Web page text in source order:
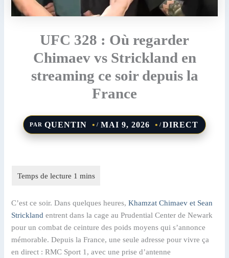
UFC 328 : Où regarder
Chimaev vs Strickland en
streaming ce soir depuis la
France
PAR QUENTIN / MAI 9, 2026 / DIRECT
C’est ce soir. Dans quelques heures,Khamzat Chimaev et Sean
Strickland entrent dans la cage au Prudential Center de Newark
pour un combat de ceinture des poids moyens qui s’annonce
mémorable. Depuis la France, une seule adresse pour vivre ça
en direct : RMC Sport 1, avec une prise d’antenne